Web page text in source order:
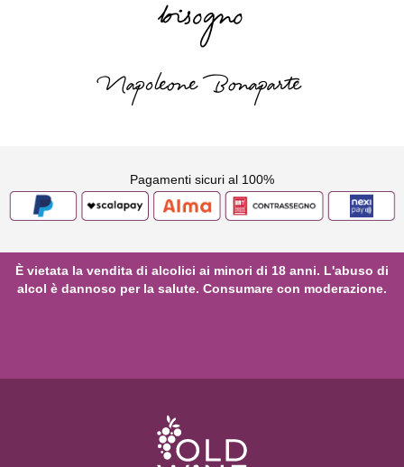
bisogno
Napoleone Bonaparte
Pagamenti sicuri al 100%
È vietata la vendita di alcolici ai minori di 18 anni. L'abuso di
alcol è dannoso per la salute. Consumare con moderazione.